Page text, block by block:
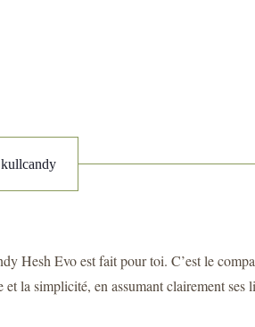
Hesh Evo est fait pour toi. C’est le
la simplicité, en assumant clairement